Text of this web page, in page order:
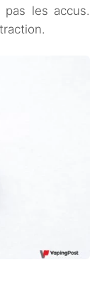
les accus.